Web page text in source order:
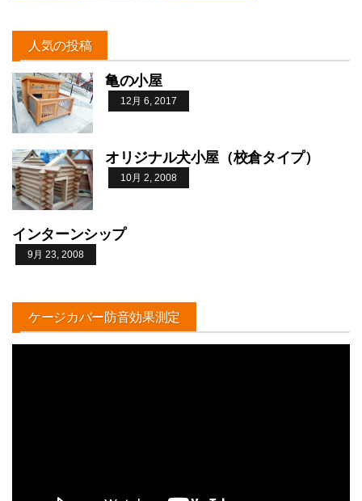
人気の投稿
亀の小屋
12月 6, 2017
オリジナル犬小屋（校倉タイプ）
10月 2, 2008
インターンシップ
9月 23, 2008
ケージカバー防音効果測定